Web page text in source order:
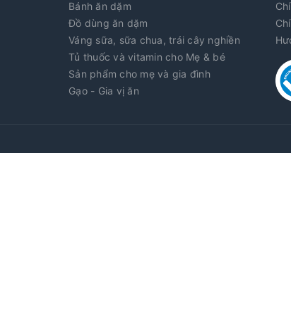
Bánh ăn dặm
Đồ dùng ăn dặm
Váng sữa, sữa chua, trái cây nghiền
Tủ thuốc và vitamin cho Mẹ & bé
Sản phẩm cho mẹ và gia đình
Gạo - Gia vị ăn